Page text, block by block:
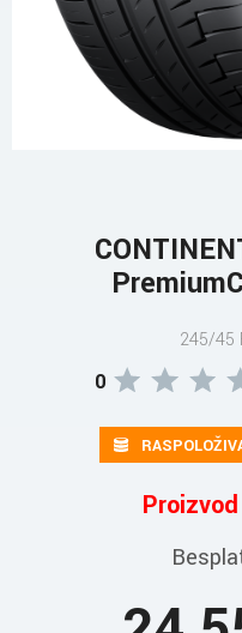
245/45
0